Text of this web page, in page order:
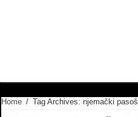
Home / Tag Archives: njemački pasoš